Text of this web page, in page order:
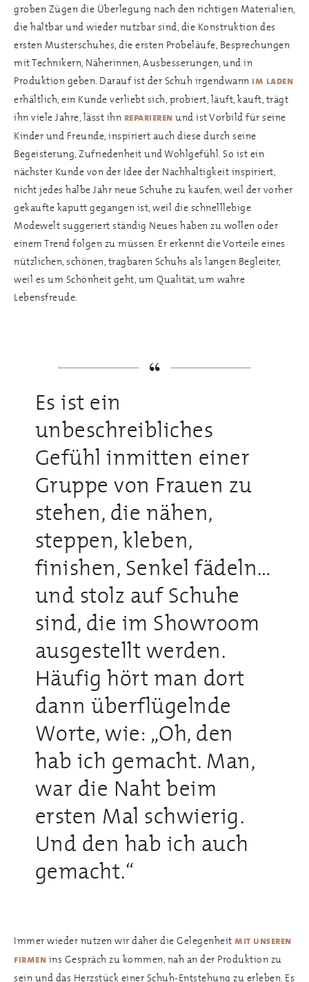
groben Zügen die Überlegung nach den richtigen Materialien,
die haltbar und wieder nutzbar sind, die Konstruktion des
ersten Musterschuhes, die ersten Probeläufe, Besprechungen
mit Technikern, Näherinnen, Ausbesserungen, und in
Produktion geben. Darauf ist der Schuh irgendwann im laden
erhältlich, ein Kunde verliebt sich, probiert, läuft, kauft, trägt
ihn viele Jahre, lässt ihn reparieren und ist Vorbild für seine
Kinder und Freunde, inspiriert auch diese durch seine
Begeisterung, Zufriedenheit und Wohlgefühl. So ist ein
nächster Kunde von der Idee der Nachhaltigkeit inspiriert,
nicht jedes halbe Jahr neue Schuhe zu kaufen, weil der vorher
gekaufte kaputt gegangen ist, weil die schnelllebige
Modewelt suggeriert ständig Neues haben zu wollen oder
einem Trend folgen zu müssen. Er erkennt die Vorteile eines
nützlichen, schönen, tragbaren Schuhs als langen Begleiter,
weil es um Schönheit geht, um Qualität, um wahre
Lebensfreude.
Es ist ein
unbeschreibliches
Gefühl inmitten einer
Gruppe von Frauen zu
stehen, die nähen,
steppen, kleben,
finishen, Senkel fädeln…
und stolz auf Schuhe
sind, die im Showroom
ausgestellt werden.
Häufig hört man dort
dann überflügelnde
Worte, wie: „Oh, den
hab ich gemacht. Man,
war die Naht beim
ersten Mal schwierig.
Und den hab ich auch
gemacht.“
Immer wieder nutzen wir daher die Gelegenheit mit unseren
firmen ins Gespräch zu kommen, nah an der Produktion zu
sein und das Herzstück einer Schuh-Entstehung zu erleben. Es